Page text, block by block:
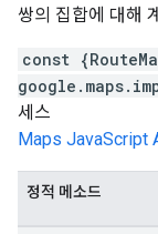
쌍의 집합에 대해
const
세스
Maps JavaScript
정적 메소드